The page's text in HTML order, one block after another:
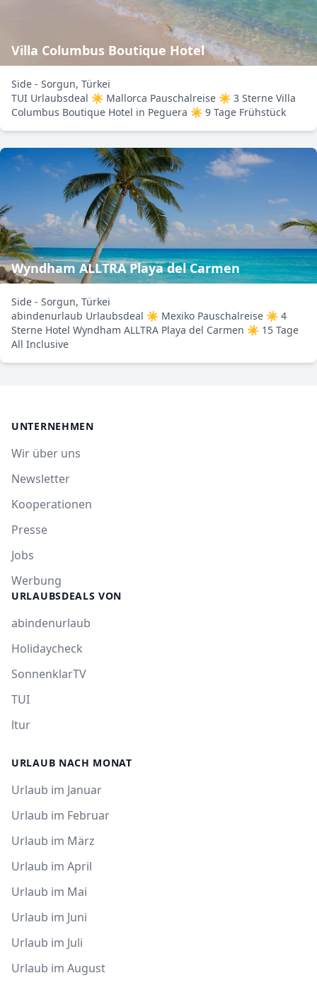
Villa Columbus Boutique Hotel
Side - Sorgun, Türkei
TUI Urlaubsdeal ☀ Mallorca Pauschalreise ☀ 3 Sterne Villa
Columbus Boutique Hotel in Peguera ☀ 9 Tage Frühstück
Wyndham ALLTRA Playa del Carmen
Side - Sorgun, Türkei
abindenurlaub Urlaubsdeal ☀ Mexiko Pauschalreise ☀ 4
Sterne Hotel Wyndham ALLTRA Playa del Carmen ☀ 15 Tage
All Inclusive
UNTERNEHMEN
Wir über uns
Newsletter
Kooperationen
Presse
Jobs
Werbung
URLAUBSDEALS VON
abindenurlaub
Holidaycheck
SonnenklarTV
TUI
ltur
URLAUB NACH MONAT
Urlaub im Januar
Urlaub im Februar
Urlaub im März
Urlaub im April
Urlaub im Mai
Urlaub im Juni
Urlaub im Juli
Urlaub im August